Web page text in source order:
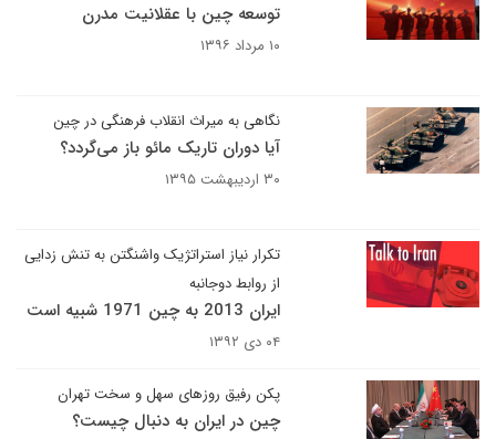
توسعه چین با عقلانیت مدرن
۱۰ مرداد ۱۳۹۶
نگاهی به میراث انقلاب فرهنگی در چین
آیا دوران تاریک مائو باز می‌گردد؟
۳۰ اردیبهشت ۱۳۹۵
تکرار نیاز استراتژیک واشنگتن به تنش زدایی
از روابط دوجانبه
ایران 2013 به چین 1971 شبیه است
۰۴ دی ۱۳۹۲
پکن رفیق روزهای سهل و سخت تهران
چین در ایران به دنبال چیست؟